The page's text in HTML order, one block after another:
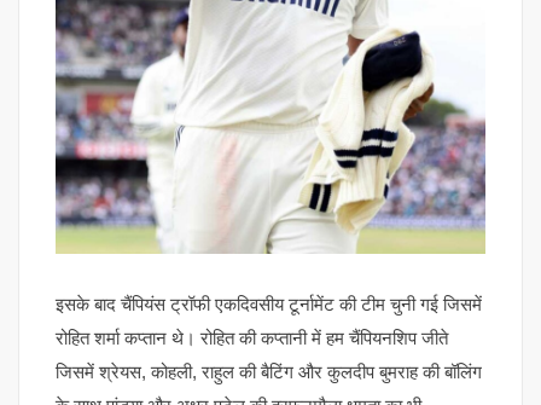
इसके बाद चैंपियंस ट्रॉफी एकदिवसीय टूर्नामेंट की टीम चुनी गई जिसमें
रोहित शर्मा कप्तान थे। रोहित की कप्तानी में हम चैंपियनशिप जीते
जिसमें श्रेयस, कोहली, राहुल की बैटिंग और कुलदीप बुमराह की बॉलिंग